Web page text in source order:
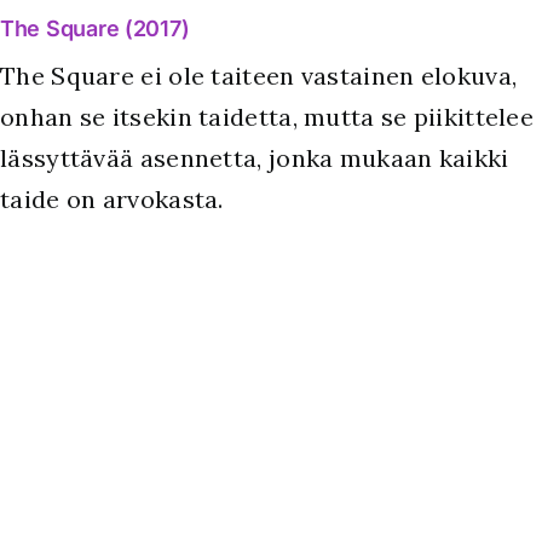
The Square (2017)
The Square ei ole taiteen vastainen elokuva,
onhan se itsekin taidetta, mutta se piikittelee
lässyttävää asennetta, jonka mukaan kaikki
taide on arvokasta.